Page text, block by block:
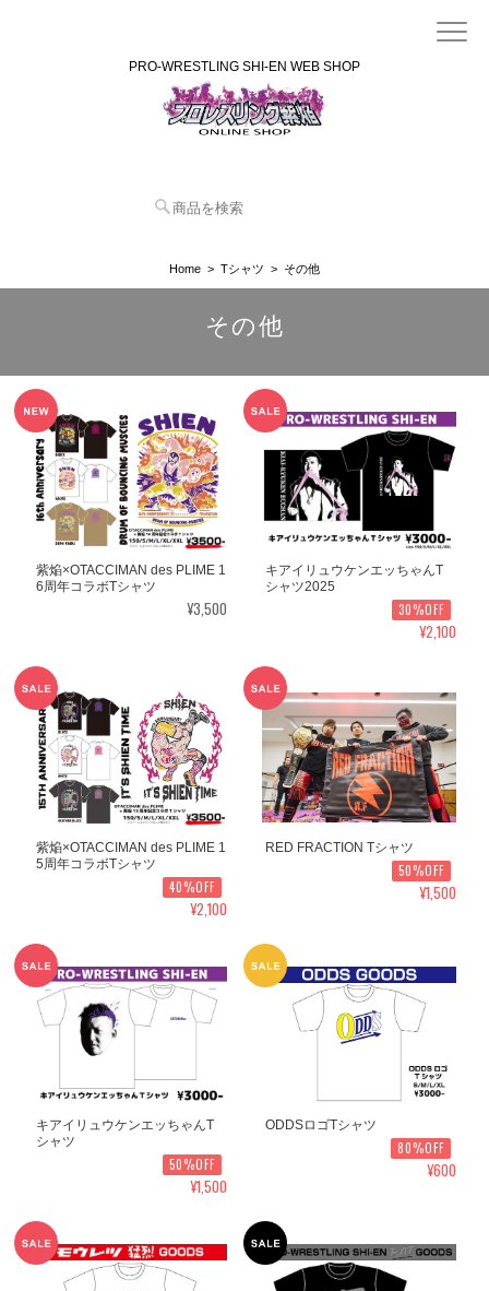
PRO-WRESTLING SHI-EN WEB SHOP
Home Tシャツ その他
その他
紫焔×OTACCIMAN des PLIME 1
6周年コラボTシャツ
¥3,500
キアイリュウケンエッちゃんT
シャツ2025
30%OFF
¥2,100
紫焔×OTACCIMAN des PLIME 1
5周年コラボTシャツ
40%OFF
¥2,100
RED FRACTION Tシャツ
50%OFF
¥1,500
キアイリュウケンエッちゃんT
シャツ
50%OFF
¥1,500
ODDSロゴTシャツ
80%OFF
¥600